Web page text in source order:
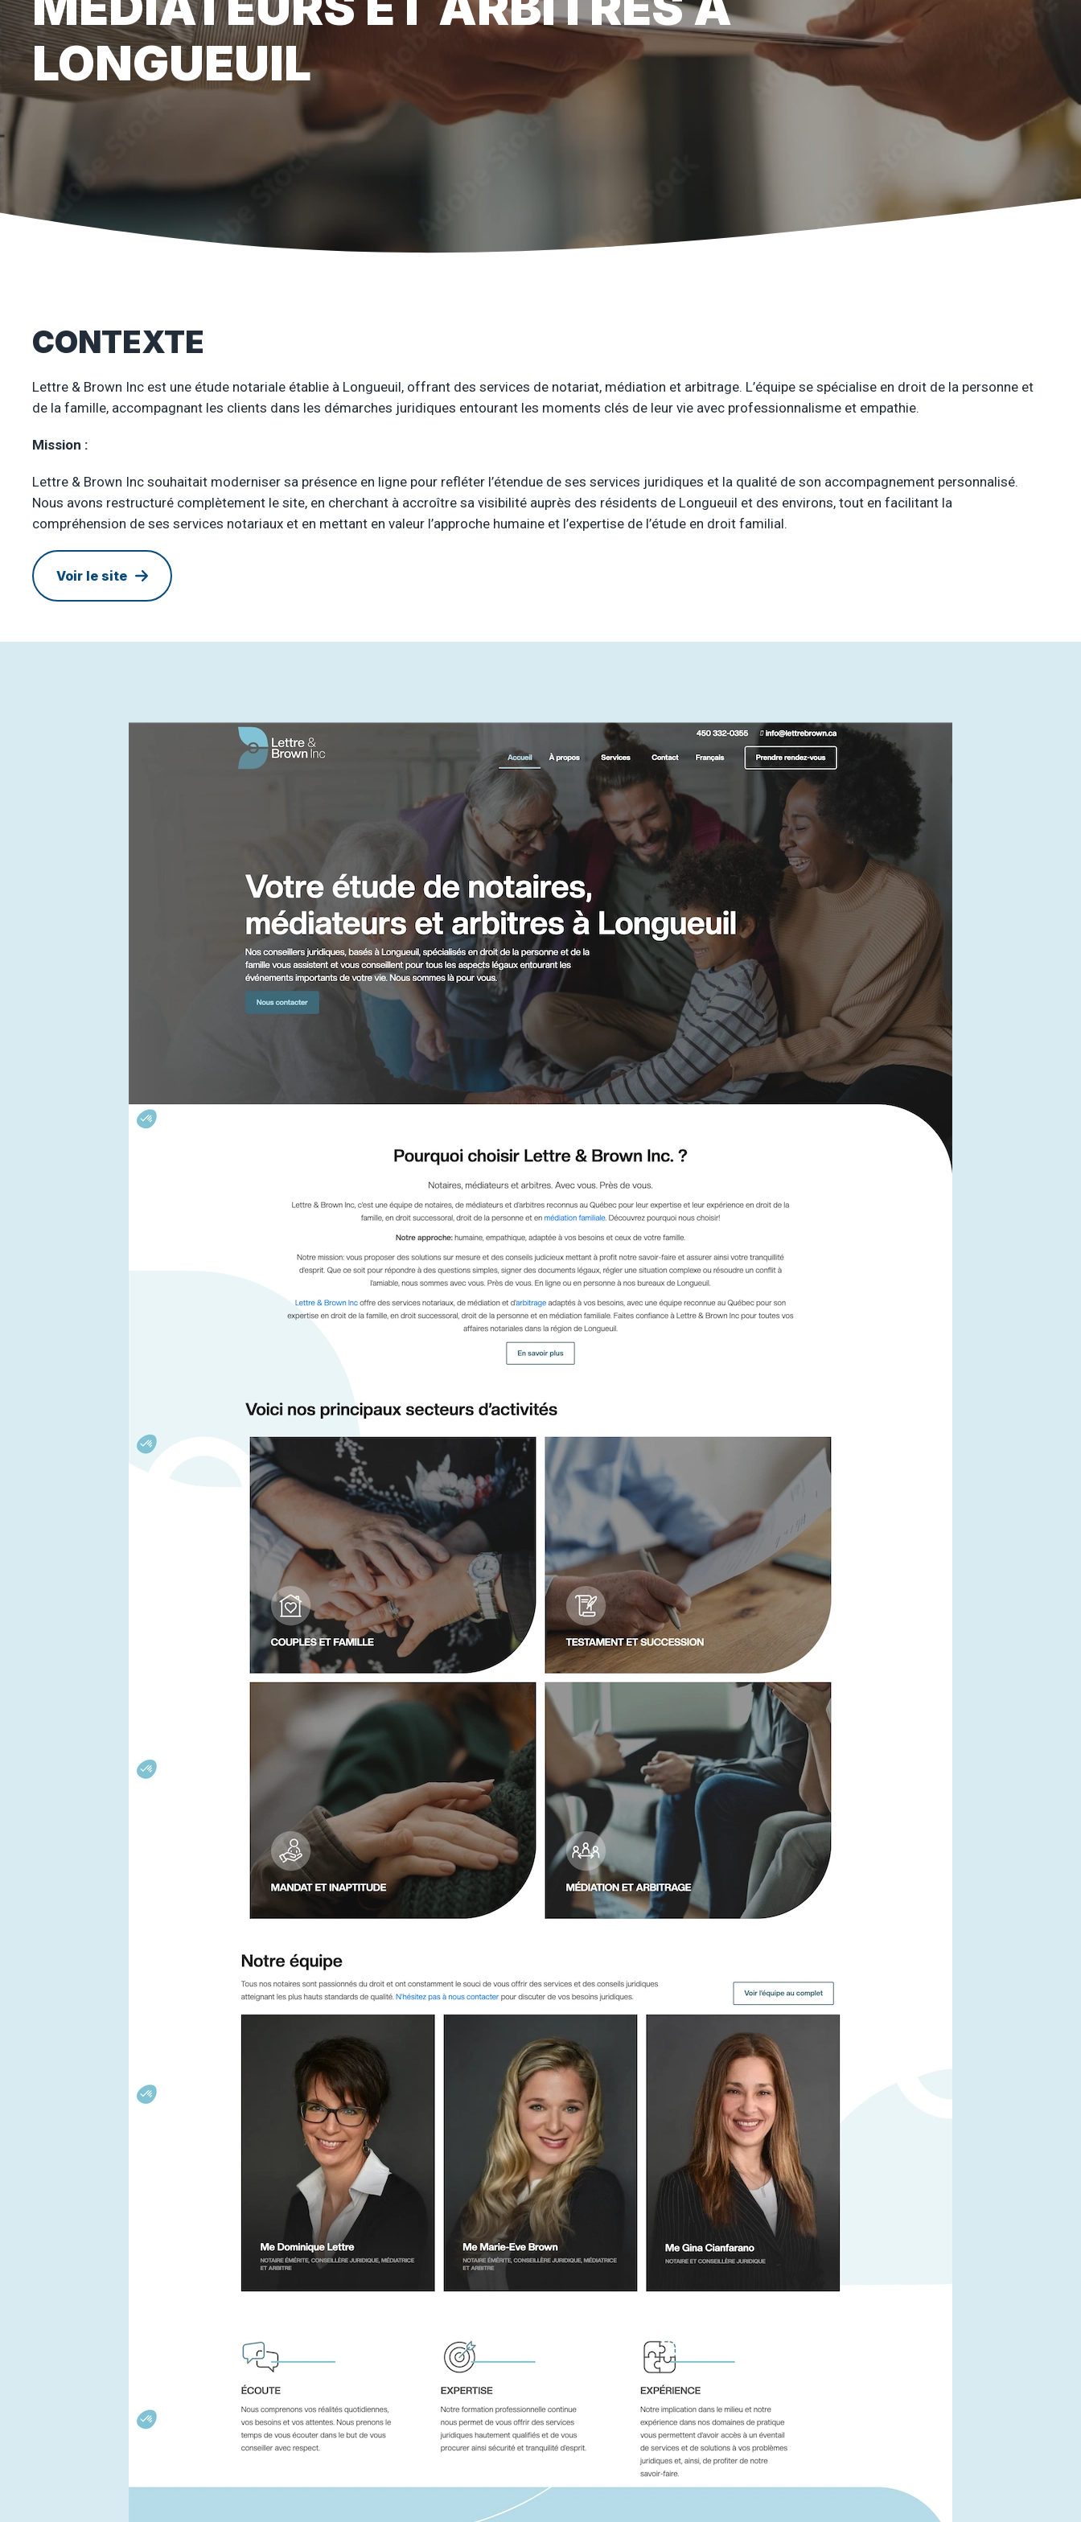
Référencement local
Ciblez les requêtes géolocalisées
pour attirer des clients aux alentours
Rédaction de contenuStructurez vos écrits pour
répondre aux critères de qualité (E-E-A-T)
LONGUEUIL
CONTEXTE
Lettre & Brown Inc est une étude notariale établie à Longueuil, offrant des services de notariat, médiation et arbitrage. L’équipe se spécialise en droit de la personne et
de la famille, accompagnant les clients dans les démarches juridiques entourant les moments clés de leur vie avec professionnalisme et empathie.
Mission :
Lettre & Brown Inc souhaitait moderniser sa présence en ligne pour refléter l’étendue de ses services juridiques et la qualité de son accompagnement personnalisé.
Nous avons restructuré complètement le site, en cherchant à accroître sa visibilité auprès des résidents de Longueuil et des environs, tout en facilitant la
compréhension de ses services notariaux et en mettant en valeur l’approche humaine et l’expertise de l’étude en droit familial.
Voir le site